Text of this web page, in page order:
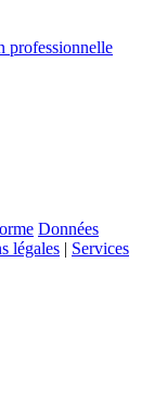
professionnelle
Données
légales | Services